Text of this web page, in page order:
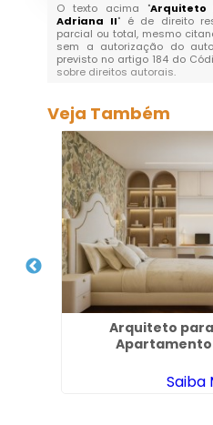
O texto acima "Arquiteto
Adriana II" é de direito
parcial ou total, mesmo
sem a autorização do
previsto no artigo 184 do
sobre direitos autorais.
Veja Também
Arquiteto
Apartamento
Saiba